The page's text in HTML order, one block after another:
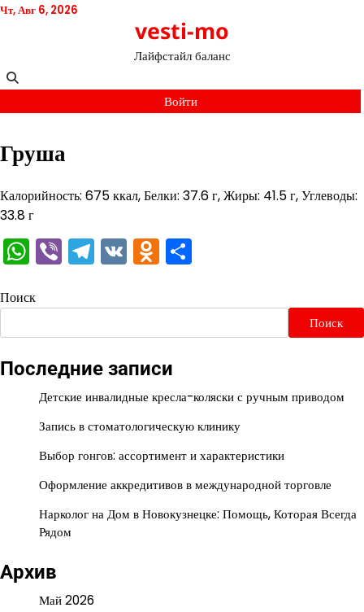
Перейти
Чт, Авг 6, 2026
vesti-mo
Лайфстайл баланс
Войти
Груша
Калорийность: 675 ккал, Белки: 37.6 г, Жиры: 41.5 г, Углеводы:
33.8 г
WhatsApp
ViberTelegram
VKOdnoklassniki
Поиск
Поиск
Последние записи
Детские инвалидные кресла-коляски с ручным приводом
Запись в стоматологическую клинику
Выбор гонгов: ассортимент и характеристики
Оформление аккредитивов в международной торговле
Нарколог на Дом в Новокузнецке: Помощь, Которая Всегда
Рядом
Архив
Май 2026